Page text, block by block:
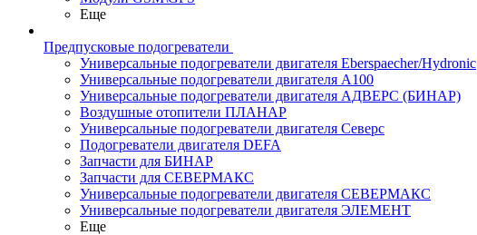
Еще
Предпусковые подогреватели
Универсальные подогреватели двигателя Eberspaecher/Hydronic
Универсальные подогреватели двигателя A100
Универсальные подогреватели двигателя АДВЕРС (БИНАР)
Воздушные отопители ПЛАНАР
Универсальные подогреватели двигателя Северс
Подогреватели двигателя DEFA
Запчасти для БИНАР
Запчасти для СЕВЕРМАКС
Универсальные подогреватели двигателя СЕВЕРМАКС
Универсальные подогреватели двигателя ЭЛЕМЕНТ
Еще